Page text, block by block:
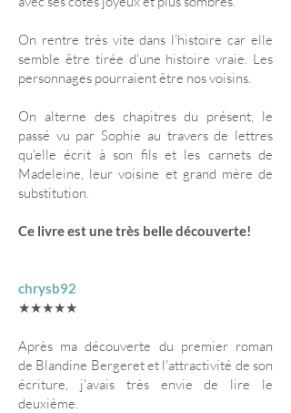
On rentre très vite dans l'histoire car elle
semble être tirée d'une histoire vraie. Les
personnages pourraient être nos voisins.
On alterne des chapitres du présent, le
passé vu par Sophie au travers de lettres
qu'elle écrit à son fils et les carnets de
Madeleine, leur voisine et grand mère de
substitution.
Ce livre est une très belle découverte!
chrysb92
★★★★★
Après ma découverte du premier roman
de Blandine Bergeretet l'attractivité de son
écriture, j'avais très envie de lire le
deuxième.